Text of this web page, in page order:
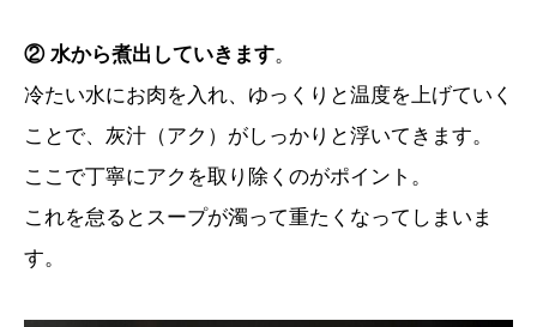
② 水から煮出していきます。
冷たい水にお肉を入れ、ゆっくりと温度を上げていく
ことで、灰汁（アク）がしっかりと浮いてきます。
ここで丁寧にアクを取り除くのがポイント。
これを怠るとスープが濁って重たくなってしまいま
す。